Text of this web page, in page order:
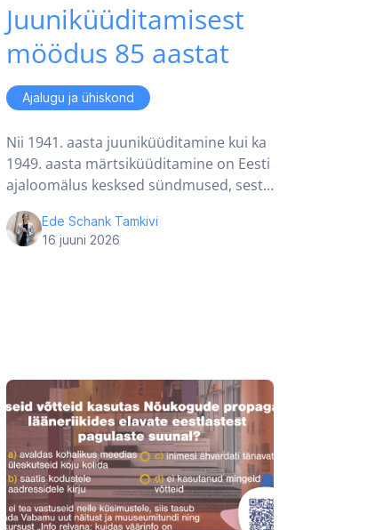
Juuniküüditamisest
möödus 85 aastat
Ajalugu ja ühiskond
Nii 1941. aasta juuniküüditamine kui ka
1949. aasta märtsiküüditamine on Eesti
ajaloomälus kesksed sündmused, sest…
Ede Schank Tamkivi
16 juuni 2026